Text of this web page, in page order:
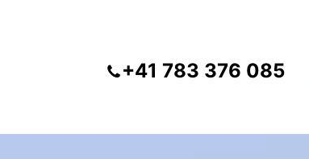
+41 783 376 085